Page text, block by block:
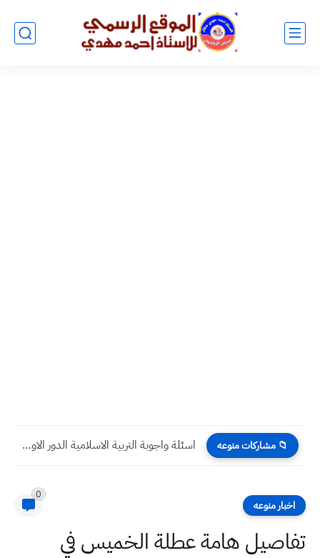
📁 مشاركات منوعه اسئلة واجوبة التربية الاسلامية الدور الاول 2023 صف السادس الابتدائي
اخبار منوعه
0
تفاصيل هامة عطلة الخميس في